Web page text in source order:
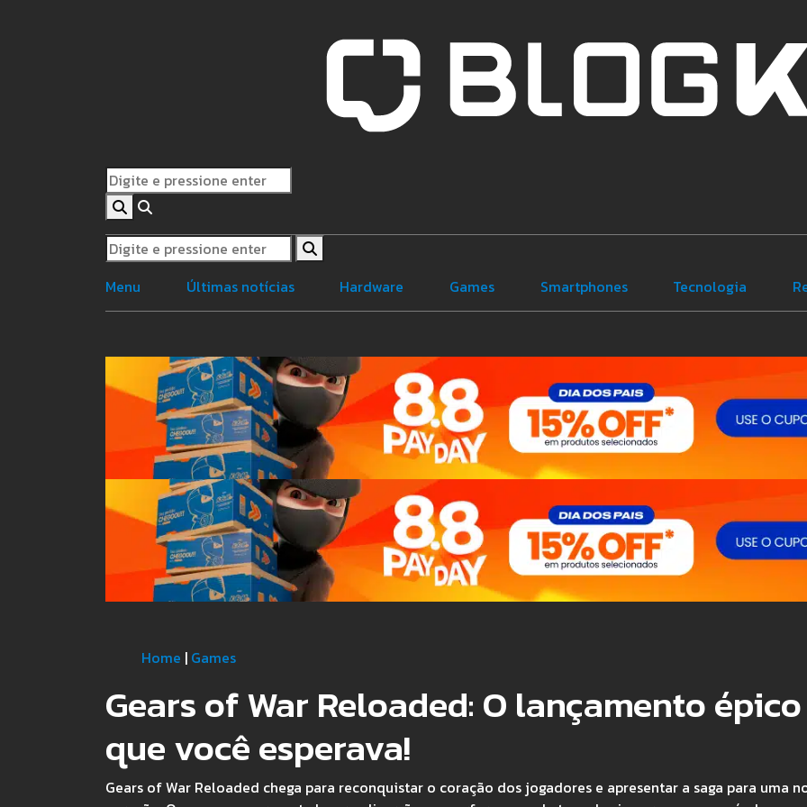
Menu Últimas notícias Hardware Games Smartphones Tecnologia
Home | Games
Gears of War Reloaded: O lançamento épico
que você esperava!
Gears of War Reloaded chega para reconquistar o coração dos jogadores e apresentar a saga para uma